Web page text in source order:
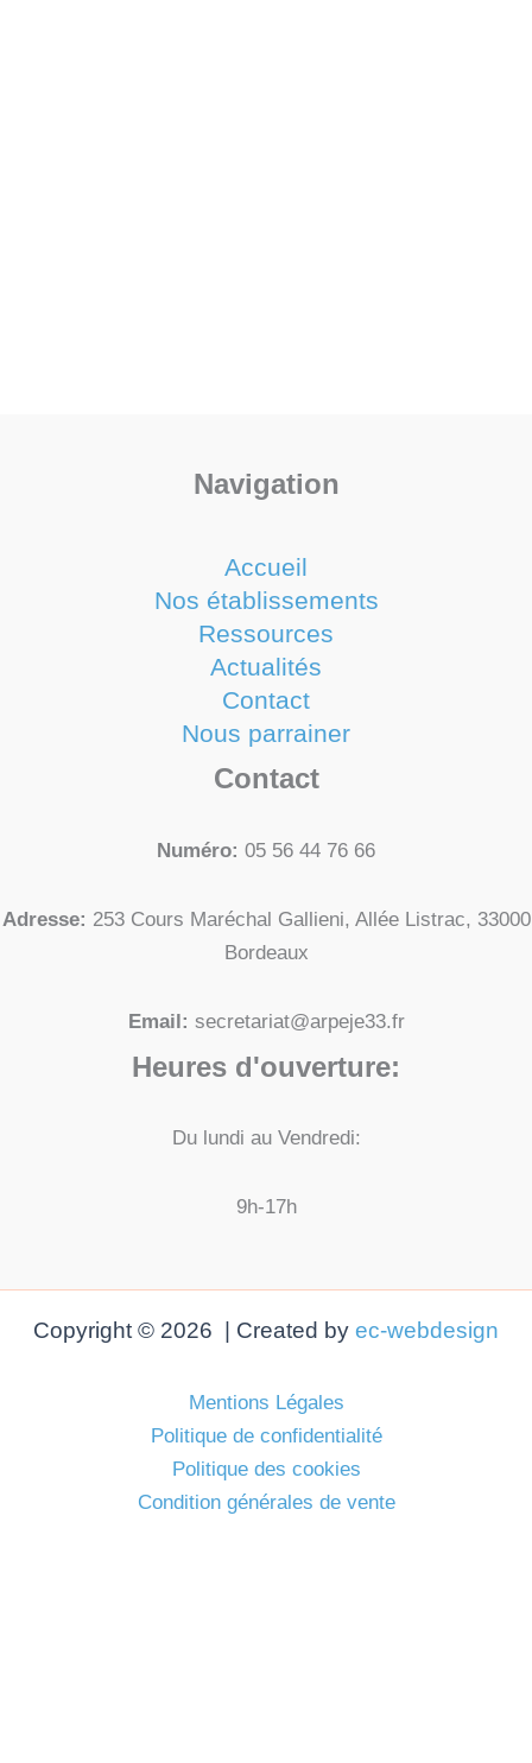
Navigation
Accueil
Nos établissements
Ressources
Actualités
Contact
Nous parrainer
Contact
Numéro: 05 56 44 76 66
Adresse: 253 Cours Maréchal Gallieni, Allée Listrac, 33000
Bordeaux
Email: secretariat@arpeje33.fr
Heures d'ouverture:
Du lundi au Vendredi:
9h-17h
Copyright © 2026 | Created by ec-webdesign
Mentions Légales
Politique de confidentialité
Politique des cookies
Condition générales de vente